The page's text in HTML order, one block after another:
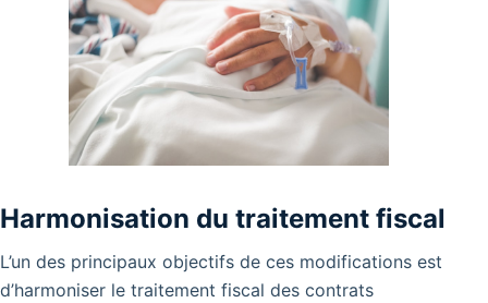
Harmonisation du traitement fiscal
L’un des principaux objectifs de ces modifications est
d’harmoniser le traitement fiscal des contrats